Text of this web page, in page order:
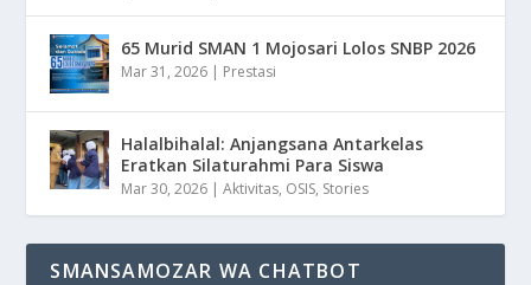
65 Murid SMAN 1 Mojosari Lolos SNBP 2026
Mar 31, 2026 | Prestasi
Halalbihalal: Anjangsana Antarkelas
Eratkan Silaturahmi Para Siswa
Mar 30, 2026 |Aktivitas, OSIS, Stories
SMANSAMOZAR WA CHATBOT